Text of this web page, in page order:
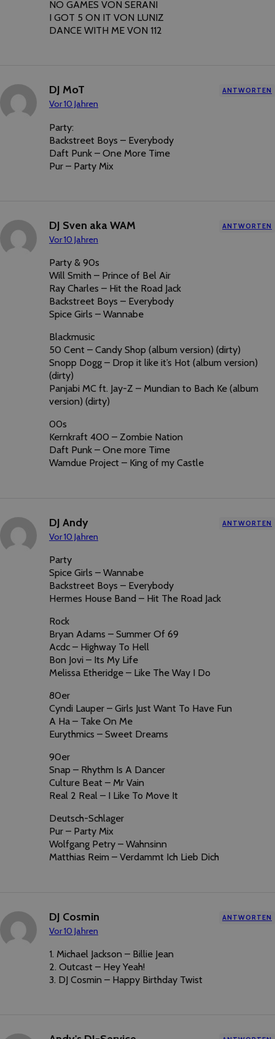
NO GAMES VON SERANI
I GOT 5 ON IT VON LUNIZ
DANCE WITH ME VON 112
DJ MoT
Vor 10 Jahren
ANTWORTEN
Party:
Backstreet Boys – Everybody
Daft Punk – One More Time
Pur – Party Mix
DJ Sven aka WAM
Vor 10 Jahren
ANTWORTEN
Party & 90s
Will Smith – Prince of Bel Air
Ray Charles – Hit the Road Jack
Backstreet Boys – Everybody
Spice Girls – Wannabe
Blackmusic
50 Cent – Candy Shop (album version) (dirty)
Snopp Dogg – Drop it like it’s Hot (album version)
(dirty)
Panjabi MC ft. Jay-Z – Mundian to Bach Ke (album
version) (dirty)
00s
Kernkraft 400 – Zombie Nation
Daft Punk – One more Time
Wamdue Project – King of my Castle
DJ Andy
Vor 10 Jahren
ANTWORTEN
Party
Spice Girls – Wannabe
Backstreet Boys – Everybody
Hermes House Band – Hit The Road Jack
Rock
Bryan Adams – Summer Of 69
Acdc – Highway To Hell
Bon Jovi – Its My Life
Melissa Etheridge – Like The Way I Do
80er
Cyndi Lauper – Girls Just Want To Have Fun
A Ha – Take On Me
Eurythmics – Sweet Dreams
90er
Snap – Rhythm Is A Dancer
Culture Beat – Mr Vain
Real 2 Real – I Like To Move It
Deutsch-Schlager
Pur – Party Mix
Wolfgang Petry – Wahnsinn
Matthias Reim – Verdammt Ich Lieb Dich
DJ Cosmin
Vor 10 Jahren
ANTWORTEN
1. Michael Jackson – Billie Jean
2. Outcast – Hey Yeah!
3. DJ Cosmin – Happy Birthday Twist